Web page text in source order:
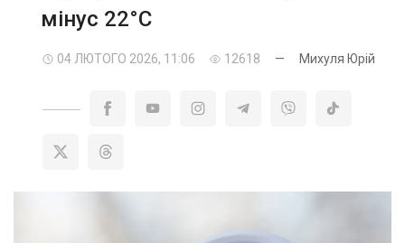
мінус 22°C
04 ЛЮТОГО 2026, 11:06 12618 — Михуля Юрій